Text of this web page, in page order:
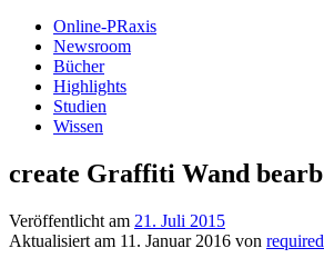
Online-PRaxis
Newsroom
Bücher
Highlights
Studien
Wissen
create Graffiti Wand bearb
Veröffentlicht am 21. Juli 2015
Aktualisiert am 11. Januar 2016 von required